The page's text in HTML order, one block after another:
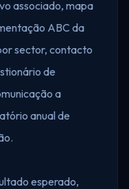
associado, mapa
ABC da
sector, contacto
de
a
anual de
esperado,